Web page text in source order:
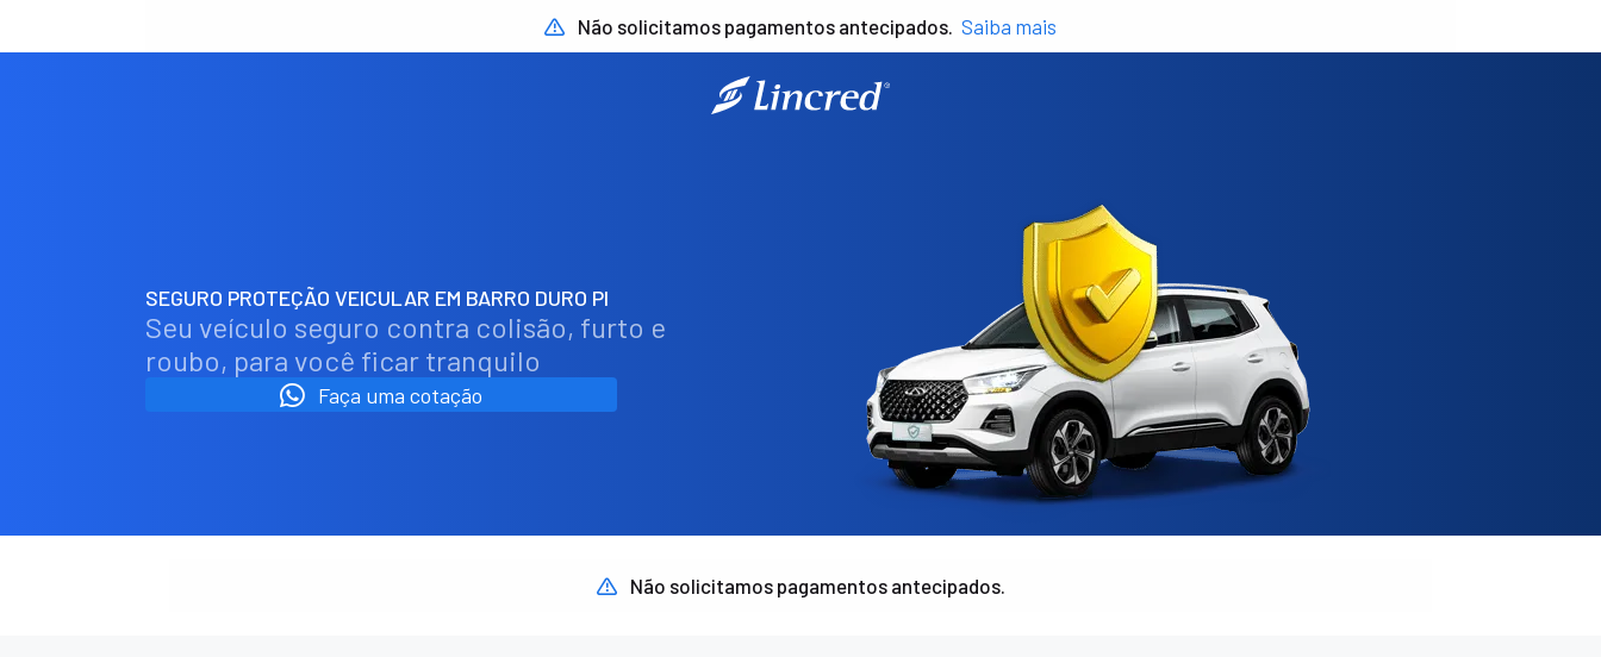
Não solicitamos pagamentos antecipados. Saiba mais
SEGURO PROTEÇÃO VEICULAR EM BARRO DURO PI
Seu veículo seguro contra colisão, furto e
roubo, para você ficar tranquilo
Faça uma cotação
Não solicitamos pagamentos antecipados.